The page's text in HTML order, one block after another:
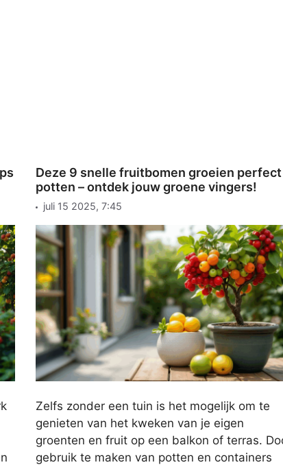
Deze 9 snelle fruitbomen groeien perfect
potten – ontdek jouw groene vingers!
juli 15 2025, 7:45
Zelfs zonder een tuin is het mogelijk om te
genieten van het kweken van je eigen
groenten en fruit op een balkon of terras.
gebruik te maken van potten en containers